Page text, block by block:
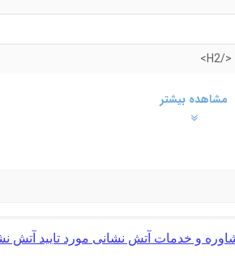
</H2>
مشاهده بیشتر